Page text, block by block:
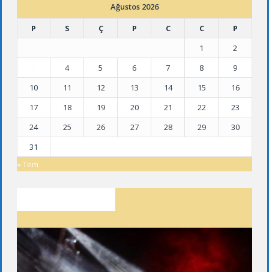
Ağustos 2026
P
S Ç P C C
P
1
2
4 5 6 7 8
9
10
11 12 13 14 15
16
17
18 19 20 21 22
23
24
25 26 27 28 29
30
31
« Tem